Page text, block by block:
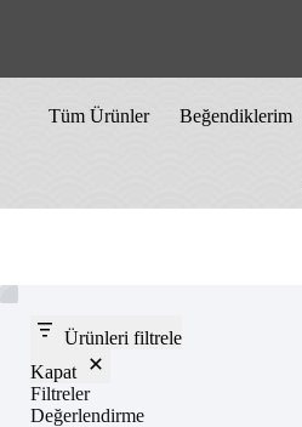
Tüm Ürünler Beğendiklerim
Ürünleri filtrele
Kapat
Filtreler
Değerlendirme